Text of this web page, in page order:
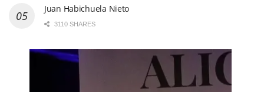
Juan Habichuela Nieto
3110 SHARES